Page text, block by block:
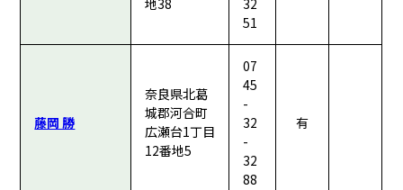
地38
32
51
藤岡 勝
奈良県北葛
城郡河合町
広瀬台1丁目
12番地5
07
45
-
32
-
32
88
有